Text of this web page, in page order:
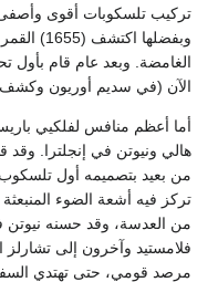
تركيب تلسكوبات أقوى
وبفضلها
الغامضة. وبعد عام قام بأول
الآن (في سديم أوريون وكشف
أما أعظم منافس لفلكيي
هالي ونيوتن في إنجلترا.
تركز فيه أشعة الضوء
فلامستيد وآخرون إلى تشارلز
مرصد قومي، حتى تهتدي السفن